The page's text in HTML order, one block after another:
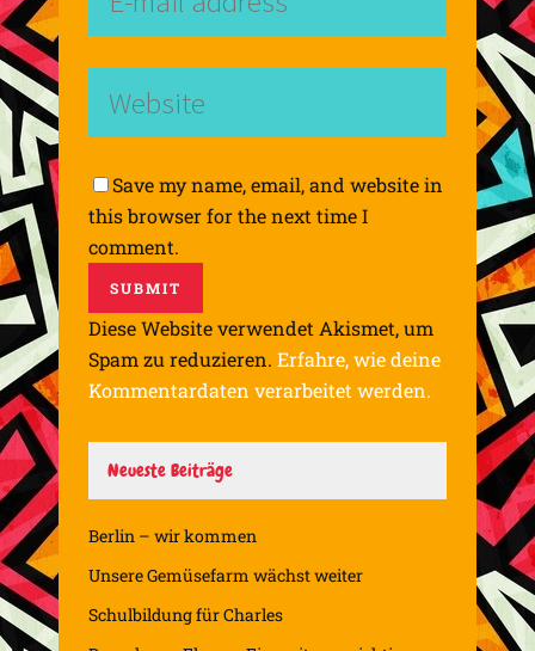
Save my name, email, and website in
this browser for the next time I
comment.
Diese Website verwendet Akismet, um
Spam zu reduzieren. Erfahre, wie deine
Kommentardaten verarbeitet werden.
Neueste Beiträge
Berlin – wir kommen
Unsere Gemüsefarm wächst weiter
Schulbildung für Charles